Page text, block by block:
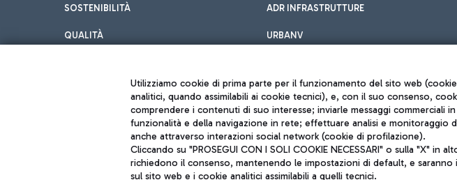
SOSTENIBILITÀ
QUALITÀ
ADR INFRASTRUTTURE
URBANV
Note
Utilizziamo cookie di prima parte per il funzionamento del sito web
analitici, quando assimilabili ai cookie tecnici), e, con il suo consenso,
comprendere i contenuti di suo interesse; inviarle messaggi commerciali
funzionalità e della navigazione in rete; effettuare analisi e monitoraggio
anche attraverso interazioni social network (cookie di profilazione).
Cliccando su "PROSEGUI CON I SOLI COOKIE NECESSARI" o sulla "X"
richiedono il consenso, mantenendo le impostazioni di default, e
sul sito web e i cookie analitici assimilabili a quelli tecnici.